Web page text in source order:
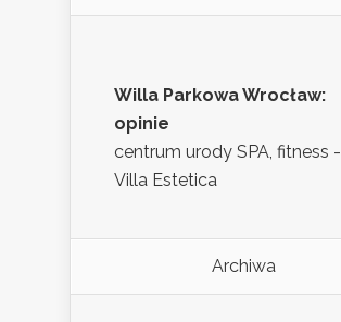
Willa Parkowa Wrocław:
opinie
centrum urody SPA, fitness -
Villa Estetica
Archiwa